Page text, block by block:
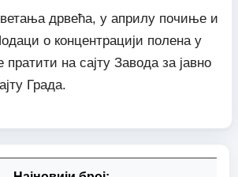
дрвећа, у априлу почиње и
о концентрацији полена у
пратити на сајту Завода за јавно
Града.